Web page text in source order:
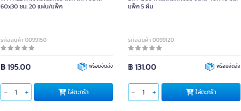
60x30 ซม. 20 แผ่น/แพ็ค
รหัสสินค้า 0099150
฿ 195.00 พร้อมจัดส่ง
ใส่ตะกร้า
แพ็ค 5 ผืน
รหัสสินค้า 0099120
฿ 131.00 พร้อมจัดส่ง
ใส่ตะกร้า